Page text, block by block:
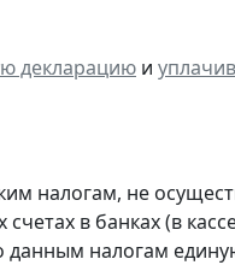
декларацию и
налогам, не
в банках (в
данным налогам